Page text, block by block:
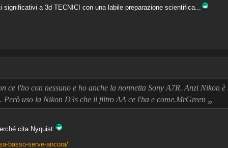
a 3d TECNICI con una labile preparazione scientifica...
ce l'ho con nessuno e ho anche la nonnetta Sony A7R. Anzi Nikon
uso la Nikon D3s che il filtro AA ce l'ha e come.MrGreen „
cita Nyquist
basso-serve-ancora/